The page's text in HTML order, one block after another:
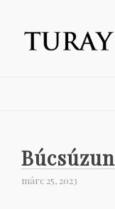
márc 25, 2023